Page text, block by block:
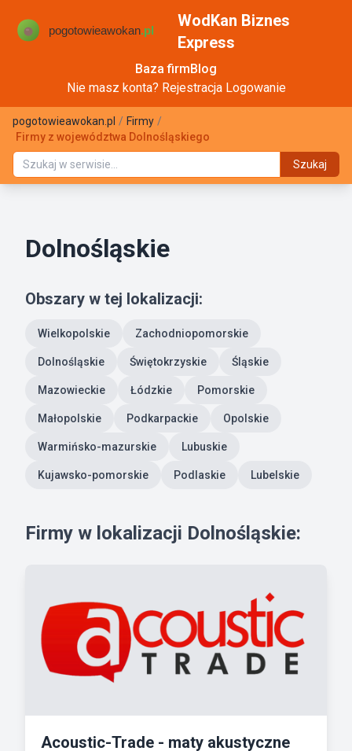
WodKan Biznes
Express
Baza firmBlog
Nie masz konta? Rejestracja Logowanie
pogotowieawokan.pl / Firmy /
Firmy z województwa Dolnośląskiego
Szukaj
Dolnośląskie
Obszary w tej lokalizacji:
Wielkopolskie Zachodniopomorskie
Dolnośląskie Świętokrzyskie Śląskie
Mazowieckie Łódzkie Pomorskie
Małopolskie Podkarpackie Opolskie
Warmińsko-mazurskie Lubuskie
Kujawsko-pomorskie Podlaskie Lubelskie
Firmy w lokalizacji Dolnośląskie:
Acoustic-Trade - maty akustyczne